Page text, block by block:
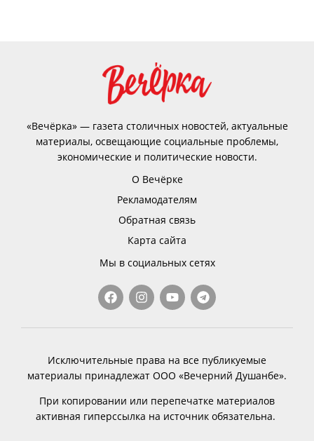
«Вечёрка» — газета столичных новостей, актуальные
материалы, освещающие социальные проблемы,
экономические и политические новости.
О Вечёрке
Рекламодателям
Обратная связь
Карта сайта
Мы в социальных сетях
Исключительные права на все публикуемые
материалы принадлежат ООО «Вечерний Душанбе».
При копировании или перепечатке материалов
активная гиперссылка на источник обязательна.